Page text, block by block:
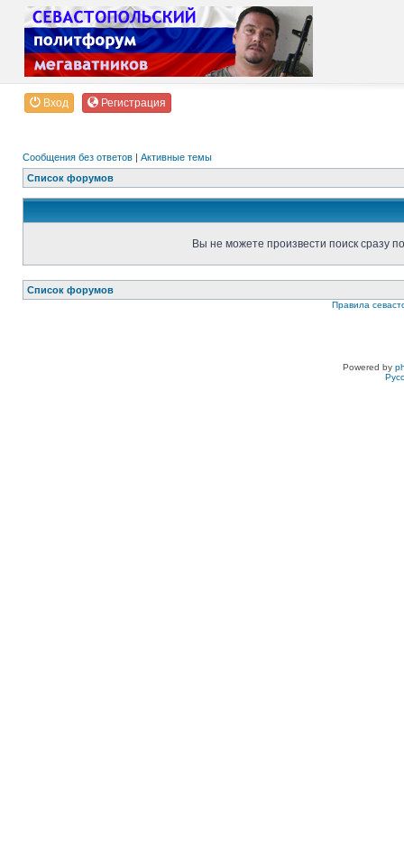
Вход Регистрация
Сообщения без ответов | Активные темы
Список форумов
Вы не можете произвести поиск сразу
Список форумов
Правила
Powered by